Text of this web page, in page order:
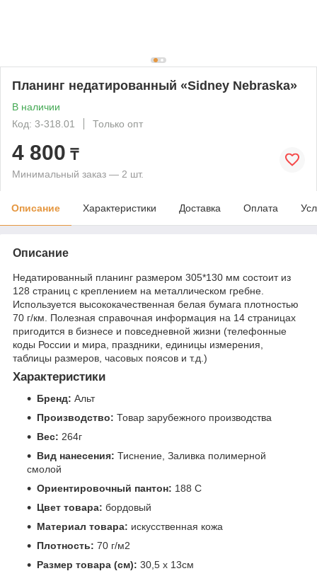
Планинг недатированный «Sidney Nebraska»
В наличии
Код: 3-318.01
Только опт
4 800 ₸
Минимальный заказ — 2 шт.
Описание Характеристики Доставка Оплата
Описание
Недатированный планинг размером 305*130 мм состоит из
128 страниц с креплением на металлическом гребне.
Используется высококачественная белая бумага плотностью
70 г/км. Полезная справочная информация на 14 страницах
пригодится в бизнесе и повседневной жизни (телефонные
коды России и мира, праздники, единицы измерения,
таблицы размеров, часовых поясов и т.д.)
Характеристики
Бренд: Альт
Производство: Товар зарубежного производства
Вес: 264г
Вид нанесения: Тиснение, Заливка полимерной
смолой
Ориентировочный пантон: 188 C
Цвет товара: бордовый
Материал товара: искусственная кожа
Плотность: 70 г/м2
Размер товара (см): 30,5 х 13см